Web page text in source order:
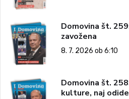
Domovina št.
zavožena
8. 7. 2026 ob 6:10
Domovina št.
kulture, naj odide